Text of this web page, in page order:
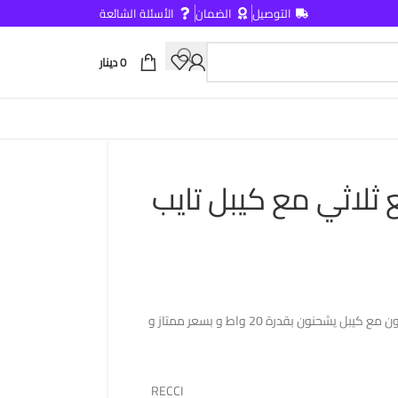
التوصيل الضمان الأسئلة الشائعة
0دينار
مع كيبل تايب
ماركة ريسي تقدم شاحن اصلي سريع للايفون مع كيبل يشحنون بقدرة 20 واط و بسعر ممتاز و
RECCI